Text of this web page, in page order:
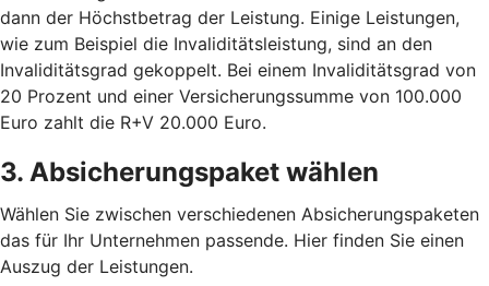
dann der Höchstbetrag der Leistung. Einige Leistungen,
wie zum Beispiel die Invaliditätsleistung, sind an den
Invaliditätsgrad gekoppelt. Bei einem Invaliditätsgrad von
20 Prozent und einer Versicherungssumme von 100.000
Euro zahlt die R+V 20.000 Euro.
3. Absicherungspaket wählen
Wählen Sie zwischen verschiedenen Absicherungspaketen
das für Ihr Unternehmen passende. Hier finden Sie einen
Auszug der Leistungen.